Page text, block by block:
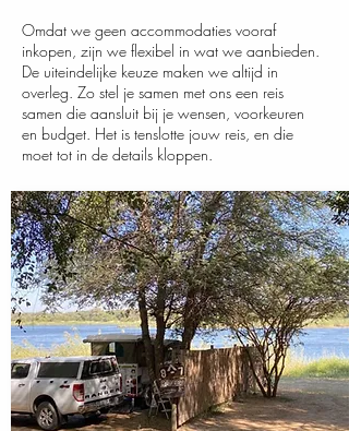
Omdat we geen accommodaties vooraf
inkopen, zijn we flexibel in wat we aanbieden.
De uiteindelijke keuze maken we altijd in
overleg. Zo stel je samen met ons een reis
samen die aansluit bij je wensen, voorkeuren
en budget. Het is tenslotte jouw reis, en die
moet tot in de details kloppen.